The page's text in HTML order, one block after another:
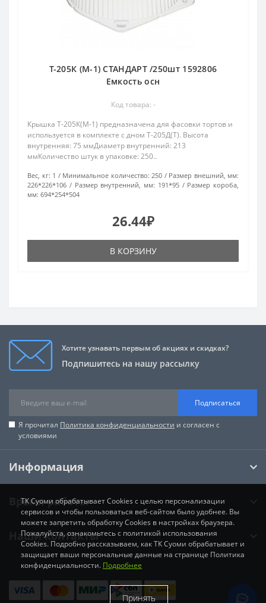
Т-205К (М-1) СТАНДАРТ /250шт 1592806
Емкость осн
Код товара: -
Крышка Т-205К(М-1) предназначена для фасовки тортов и
используется в комплекте с дном Т-205Д(Т). Высота
внутренняя: 75 ммДиаметр внутренний: 213
ммКоличество штук в упаковке: 250..
Вес, кг: 1 Минимальное количество: 250
Размер внешний, мм:
226*226*106
Размер внутренний, мм: 191*95
Размер короба,
мм: 694*254*504
26.44₽
В КОРЗИНУ
Хотите узнавать первым об акциях и скидках?
Подпишитесь на нашу рассылку
Подписаться
Я прочитал Политика конфиденциальности и согласен с
условиями
Информация
Время работы
Наши контакты
ТК Суоми обрабатывает Cookies с целью персонализации
сервисов и чтобы пользоваться веб-сайтом было удобнее. Вы
можете запретить обработку Cookies в настройках браузера.
Пожалуйста, ознакомьтесь с политикой использования
Cookies. Подробно рассказываем, как ТК Суоми обрабатывает и
защищает ваши персональные данные на странице Политика
конфиденциальности. Подробнее
Принять